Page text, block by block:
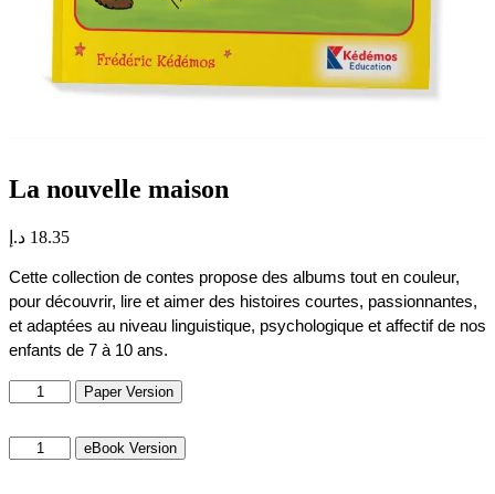
La nouvelle maison
18.35 د.إ
Cette collection de contes propose des albums tout en couleur,
pour découvrir, lire et aimer des histoires courtes, passionnantes,
et adaptées au niveau linguistique, psychologique et affectif de nos
enfants de 7 à 10 ans.
nouvelle
quantity
Paper Version
nouvelle
eBook Version